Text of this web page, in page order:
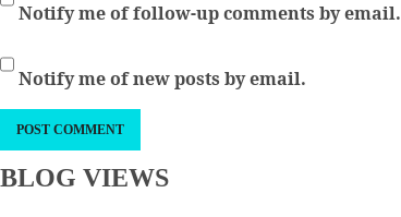
Notify me of follow-up comments by email.
Notify me of new posts by email.
BLOG VIEWS